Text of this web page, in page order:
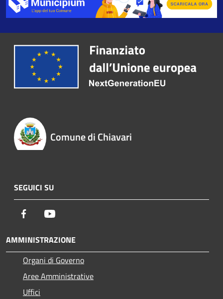
Comune di Chiavari
SEGUICI SU
Facebook
AMMINISTRAZIONE
Organi di Governo
Aree Amministrative
Uffici